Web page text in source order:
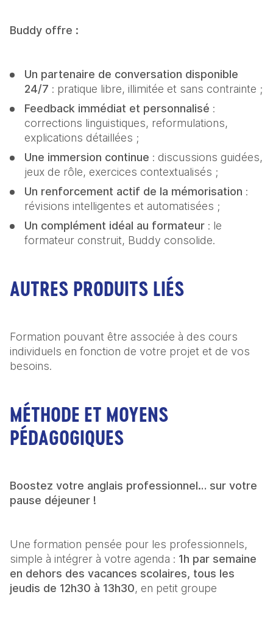
Buddy offre :
Un partenaire de conversation disponible
24/7 : pratique libre, illimitée et sans contrainte ;
Feedback immédiat et personnalisé :
corrections linguistiques, reformulations,
explications détaillées ;
Une immersion continue : discussions guidées,
jeux de rôle, exercices contextualisés ;
Un renforcement actif de la mémorisation :
révisions intelligentes et automatisées ;
Un complément idéal au formateur : le
formateur construit, Buddy consolide.
AUTRES PRODUITS LIÉS
Formation pouvant être associée à des cours
individuels en fonction de votre projet et de vos
besoins.
MÉTHODE ET MOYENS
PÉDAGOGIQUES
Boostez votre anglais professionnel… sur votre
pause déjeuner !
Une formation pensée pour les professionnels,
simple à intégrer à votre agenda : 1h par semaine
en dehors des vacances scolaires, tous les
jeudis de 12h30 à 13h30, en petit groupe